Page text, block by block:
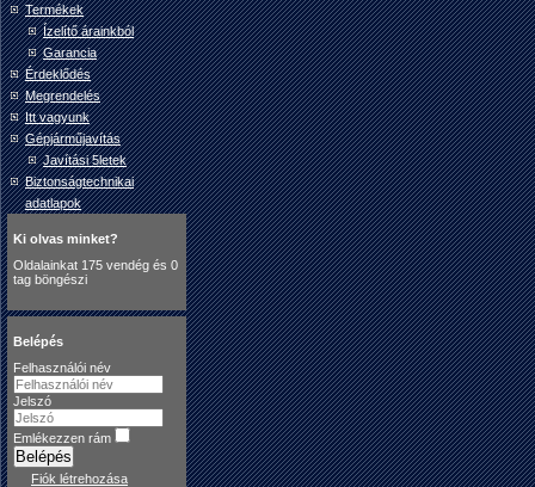
Termékek
Ízelítő árainkból
Garancia
Érdeklődés
Megrendelés
Itt vagyunk
Gépjárműjavítás
Javítási 5letek
Biztonságtechnikai
adatlapok
Ki olvas minket?
Oldalainkat 175 vendég és 0
tag böngészi
Belépés
Felhasználói név
Jelszó
Emlékezzen rám
Belépés
Fiók létrehozása